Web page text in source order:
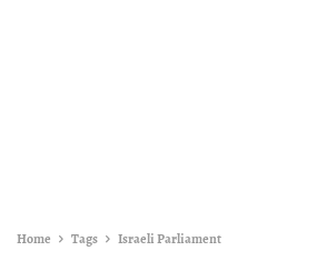
Home Tags Israeli Parliament